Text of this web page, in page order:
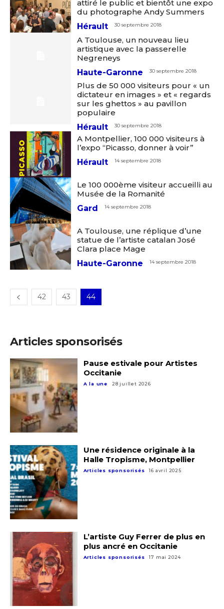
Statut / Organisation
J'accepte les
* Champ obligatoire
Nom
Prénom
Statut / Organisation
J'accepte lestermes et conditions
* Champ obligatoire
attiré le public et bientôt une expo
du photographe Andy Summers
Hérault
30 septembre 2018
A Toulouse, un nouveau lieu
artistique avec la passerelle
Negreneys
Haute-Garonne
30 septembre 2018
Plus de 50 000 visiteurs pour « un
dictateur en images » et « regards
sur les ghettos » au pavillon
populaire
Hérault
30 septembre 2018
A Montpellier, 100 000 visiteurs à
l’expo “Picasso, donner à voir”
Hérault
14 septembre 2018
Le 100 000ème visiteur accueilli au
Musée de la Romanité
Gard
14 septembre 2018
A Toulouse, une réplique d’une
statue de l’artiste catalan José
Clara place Mage
Haute-Garonne
14 septembre 2018
42 43 44
Articles sponsorisés
Pause estivale pour Artistes
Occitanie
A la une 28 juillet 2026
Une résidence originale à la
Halle Tropisme, Montpellier
Articles sponsorisés 16 avril 2025
L’artiste Guy Ferrer de plus en
plus ancré en Occitanie
Articles sponsorisés 17 mai 2024